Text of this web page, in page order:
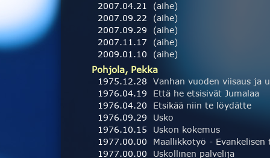
2007.04.21
(aihe)
2007.09.22
(aihe)
2007.09.29
(aihe)
2007.11.17
(aihe)
2009.01.10
(aihe)
Pohjola, Pekka
1975.12.28
1976.04.19
Että he etsisivät Jumalaa
1976.04.20
Etsikää niin te löydätte
1976.09.29
Usko
1976.10.15
Uskon kokemus
1977.00.00
1977.00.00
Uskollinen palvelija